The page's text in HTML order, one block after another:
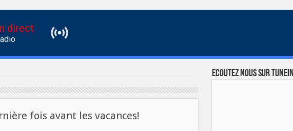
direct
fois avant les vacances!
Ecoutez nous sur TuneIn